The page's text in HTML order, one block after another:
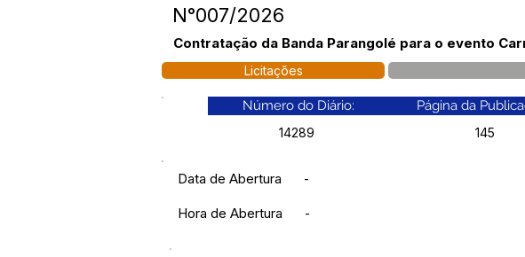
N°007/2026
Contratação da Banda Parangolé para o evento
Licitações
Número do Diário: Página da
14289 145
Data de Abertura -
Hora de Abertura -